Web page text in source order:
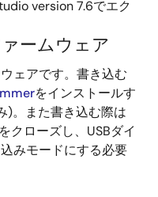
version 7.6でエク
ームウェア
ェアです。書き込む
をインストールす
)。また書き込む際は
クローズし、USBダイ
みモードにする必要